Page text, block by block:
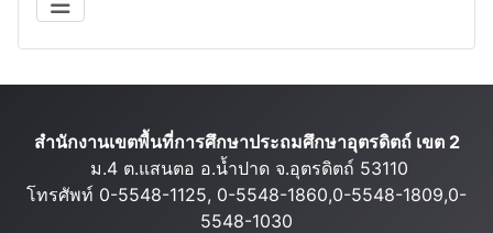
สำนักงานเขตพื้นที่การศึกษาประถมศึกษาอุตรดิตถ์ เขต 2
ม.4 ต.แสนตอ อ.น้ำปาด จ.อุตรดิตถ์ 53110
โทรศัพท์ 0-5548-1125, 0-5548-1860,0-5548-1809,0-
5548-1030